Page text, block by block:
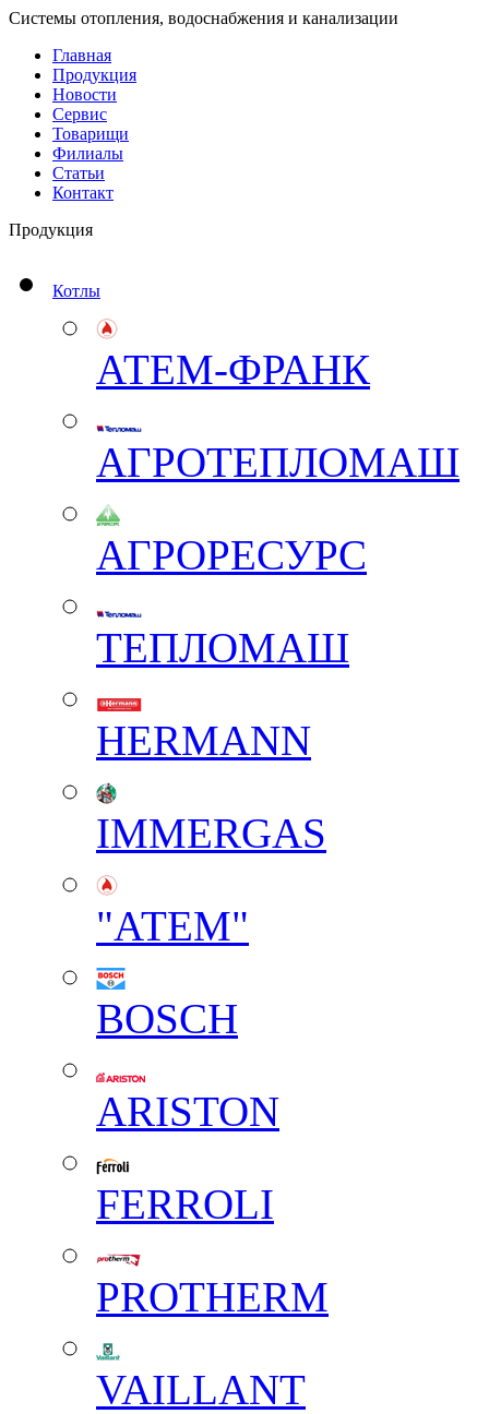
Системы отопления, водоснабжения и канализации
Главная
Продукция
Новости
Сервис
Товарищи
Филиалы
Статьи
Контакт
Продукция
Котлы
АТЕМ-ФРАНК
АГРОТЕПЛОМАШ
АГРОРЕСУРС
ТЕПЛОМАШ
HERMANN
IMMERGAS
"АТЕМ"
BOSCH
ARISTON
FERROLI
PROTHERM
VAILLANT